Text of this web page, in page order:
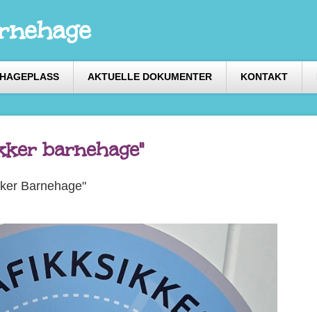
AKTUELLE DOKUMENTER KONTAKT
barnehage"
Barnehage"